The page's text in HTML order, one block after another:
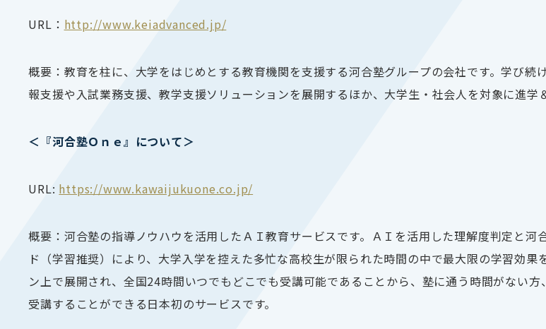
URL： http://www.keiadvanced.jp/
概要：教育を柱に、大学をはじめとする教育機関を支援する河合塾グループの会社です。学び
報支援や入試業務支援、教学支援ソリューションを展開するほか、大学生・社会人を対象に進
＜『河合塾Ｏｎｅ』について＞
URL: https://www.kawaijukuone.co.jp/
概要：河合塾の指導ノウハウを活用したＡＩ教育サービスです。ＡＩを活用した理解度判定と
ド（学習推奨）により、大学入学を控えた多忙な高校生が限られた時間の中で最大限の学習効
ン上で展開され、全国24時間いつでもどこでも受講可能であることから、塾に通う時間がない
受講することができる日本初のサービスです。